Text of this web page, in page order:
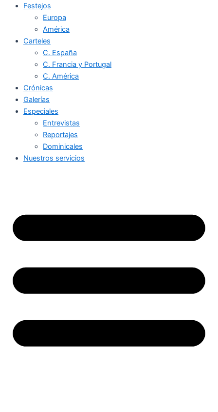
Festejos
Europa
América
Carteles
C. España
C. Francia y Portugal
C. América
Crónicas
Galerías
Especiales
Entrevistas
Reportajes
Dominicales
Nuestros servicios